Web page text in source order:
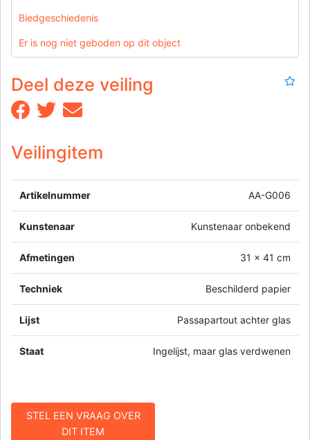
Biedgeschiedenis
Er is nog niet geboden op dit object
Deel deze veiling
Veilingitem
Artikelnummer AA-G006
Kunstenaar Kunstenaar onbekend
Afmetingen 31 x 41 cm
Techniek Beschilderd papier
Lijst Passapartout achter glas
Staat Ingelijst, maar glas verdwenen
STEL EEN VRAAG OVER
DIT ITEM